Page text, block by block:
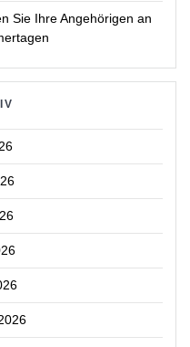
Sie Ihre Angehörigen an